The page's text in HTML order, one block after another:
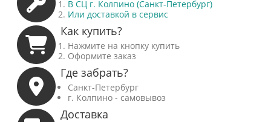
В СЦ г. Колпино (Санкт-Петербург)
Или доставкой в сервис
Как купить?
Нажмите на кнопку купить
Оформите заказ
Где забрать?
Санкт-Петербург
г. Колпино - самовывоз
Доставка